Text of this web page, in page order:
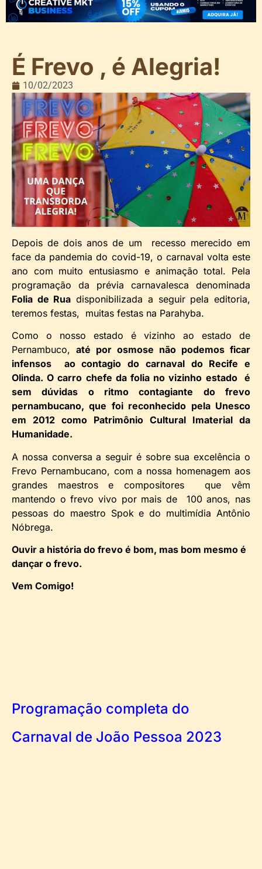
É Frevo , é Alegria!
10/02/2023
Depois de dois anos de um recesso merecido em
face da pandemia do covid-19, o carnaval volta este
ano com muito entusiasmo e animação total. Pela
programação da prévia carnavalesca denominada
Folia de Rua disponibilizada a seguir pela editoria,
teremos festas, muitas festas na Parahyba.
Como o nosso estado é vizinho ao estado de
Pernambuco, até por osmose não podemos ficar
infensos ao contagio do carnaval do Recife e
Olinda. O carro chefe da folia no vizinho estado é
sem dúvidas o ritmo contagiante do frevo
pernambucano, que foi reconhecido pela Unesco
em 2012 como Patrimônio Cultural Imaterial da
Humanidade.
A nossa conversa a seguir é sobre sua excelência o
Frevo Pernambucano, com a nossa homenagem aos
grandes maestros e compositores que vêm
mantendo o frevo vivo por mais de 100 anos, nas
pessoas do maestro Spok e do multimídia Antônio
Nóbrega.
Ouvir a história do frevo é bom, mas bom mesmo é
dançar o frevo.
Vem Comigo!
Programação completa do
Carnaval de João Pessoa 2023